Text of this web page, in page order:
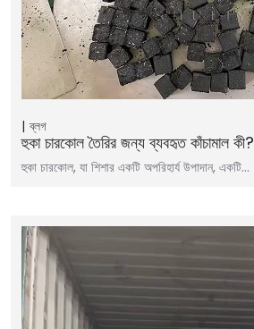
ব্লগ
হুকা চারকোল তৈরির জন্য ব্যবহৃত কাঁচামাল কী?
হুকা চারকোল, যা শিশার একটি অপরিহার্য উপাদান, একটি…